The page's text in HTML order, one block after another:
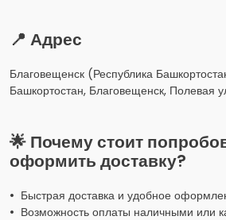
📍 Адрес
Благовещенск (Республика
Башкортостан, Благовещенск, Полевая
🌟 Почему стоит
оформить доставку?
• Быстрая доставка и удобное
• Возможность оплаты наличными или